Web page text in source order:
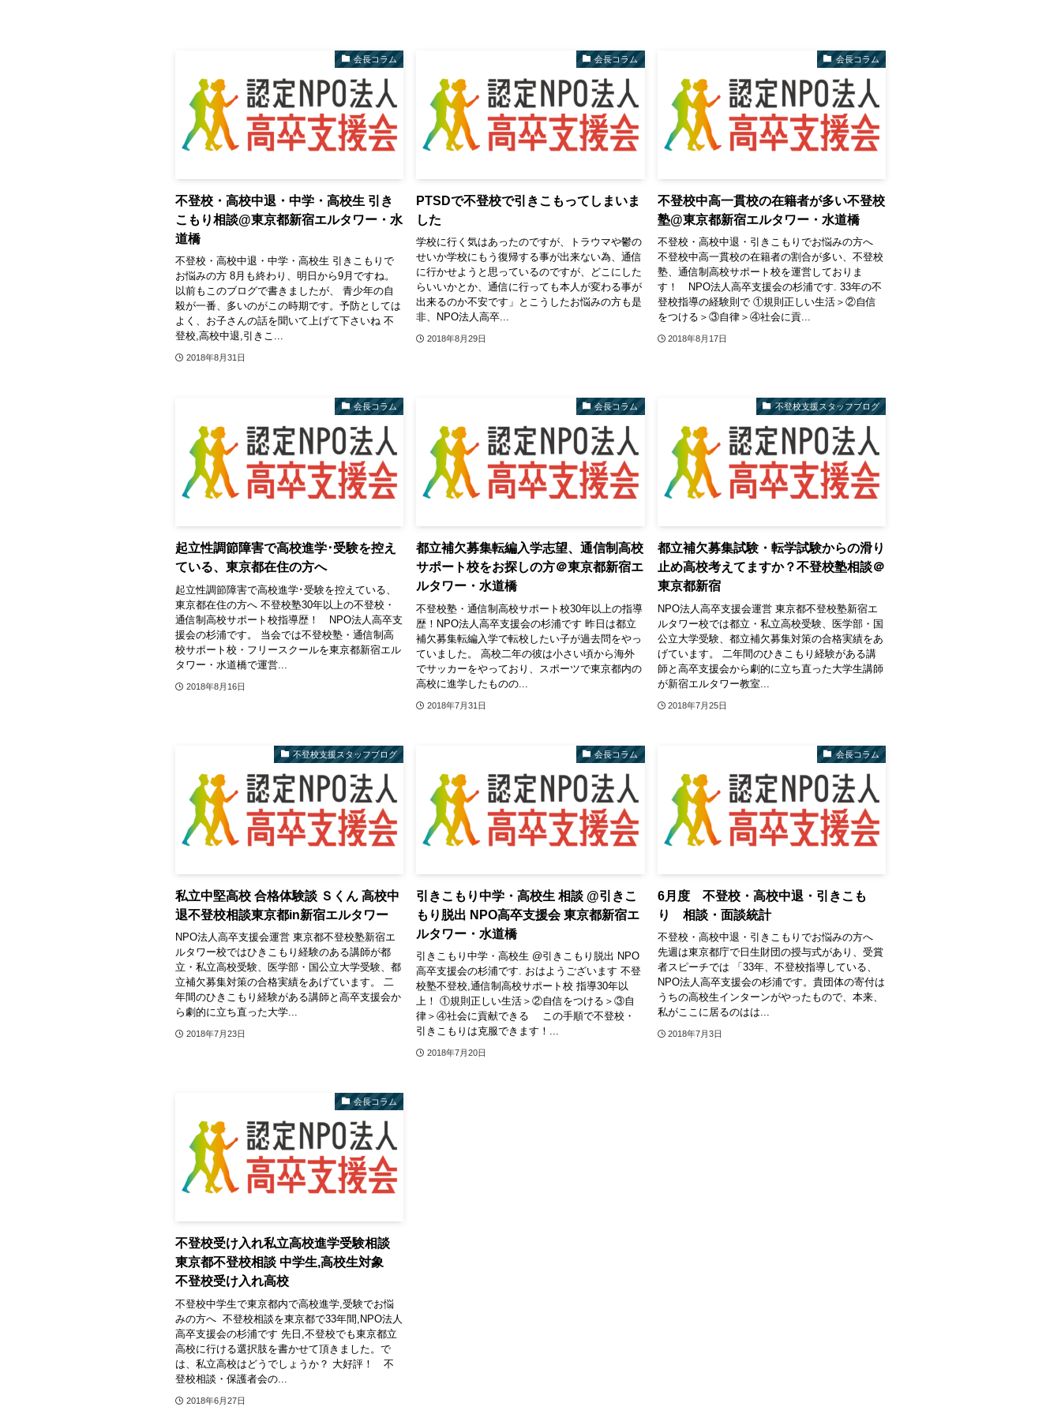
会長コラム
不登校・高校中退・中学・高校生 引き
こもり相談@東京都新宿エルタワー・水
道橋
不登校・高校中退・中学・高校生 引きこもりで
お悩みの方 8月も終わり、明日から9月ですね。
以前もこのブログで書きましたが、 青少年の自
殺が一番、多いのがこの時期です。予防としては
よく、お子さんの話を聞いて上げて下さいね 不
登校,高校中退,引きこ...
2018年8月31日
会長コラム
PTSDで不登校で引きこもってしまいま
した
学校に行く気はあったのですが、トラウマや鬱の
せいか学校にもう復帰する事が出来ない為、通信
に行かせようと思っているのですが、どこにした
らいいかとか、通信に行っても本人が変わる事が
出来るのか不安です」とこうしたお悩みの方も是
非、NPO法人高卒...
2018年8月29日
会長コラム
不登校中高一貫校の在籍者が多い不登校
塾@東京都新宿エルタワー・水道橋
不登校・高校中退・引きこもりでお悩みの方へ
不登校中高一貫校の在籍者の割合が多い、不登校
塾、通信制高校サポート校を運営しておりま
す！ NPO法人高卒支援会の杉浦です. 33年の不
登校指導の経験則で ①規則正しい生活＞②自信
をつける＞③自律＞④社会に貢...
2018年8月17日
会長コラム
起立性調節障害で高校進学･受験を控え
ている、東京都在住の方へ
起立性調節障害で高校進学･受験を控えている、
東京都在住の方へ 不登校塾30年以上の不登校・
通信制高校サポート校指導歴！ NPO法人高卒支
援会の杉浦です。 当会では不登校塾・通信制高
校サポート校・フリースクールを東京都新宿エル
タワー・水道橋で運営...
2018年8月16日
会長コラム
都立補欠募集転編入学志望、通信制高校
サポート校をお探しの方＠東京都新宿エ
ルタワー・水道橋
不登校塾・通信制高校サポート校30年以上の指導
歴！NPO法人高卒支援会の杉浦です 昨日は都立
補欠募集転編入学で転校したい子が過去問をやっ
ていました。 高校二年の彼は小さい頃から海外
でサッカーをやっており、スポーツで東京都内の
高校に進学したものの...
2018年7月31日
不登校支援スタッフブログ
都立補欠募集試験・転学試験からの滑り
止め高校考えてますか？不登校塾相談＠
東京都新宿
NPO法人高卒支援会運営 東京都不登校塾新宿エ
ルタワー校では都立・私立高校受験、医学部・国
公立大学受験、都立補欠募集対策の合格実績をあ
げています。 二年間のひきこもり経験がある講
師と高卒支援会から劇的に立ち直った大学生講師
が新宿エルタワー教室...
2018年7月25日
不登校支援スタッフブログ
私立中堅高校 合格体験談 Ｓくん 高校中
退不登校相談東京都in新宿エルタワー
NPO法人高卒支援会運営 東京都不登校塾新宿エ
ルタワー校ではひきこもり経験のある講師が都
立・私立高校受験、医学部・国公立大学受験、都
立補欠募集対策の合格実績をあげています。 二
年間のひきこもり経験がある講師と高卒支援会か
ら劇的に立ち直った大学...
2018年7月23日
会長コラム
引きこもり中学・高校生 相談 @引きこ
もり脱出 NPO高卒支援会 東京都新宿エ
ルタワー・水道橋
引きこもり中学・高校生 @引きこもり脱出 NPO
高卒支援会の杉浦です. おはようございます 不登
校塾不登校,通信制高校サポート校 指導30年以
上！ ①規則正しい生活＞②自信をつける＞③自
律＞④社会に貢献できる この手順で不登校・
引きこもりは克服できます！...
2018年7月20日
会長コラム
6月度 不登校・高校中退・引きこも
り 相談・面談統計
不登校・高校中退・引きこもりでお悩みの方へ
先週は東京都庁で日生財団の授与式があり、受賞
者スピーチでは 「33年、不登校指導している、
NPO法人高卒支援会の杉浦です。貴団体の寄付は
うちの高校生インターンがやったもので、本来、
私がここに居るのはは...
2018年7月3日
会長コラム
不登校受け入れ私立高校進学受験相談
東京都不登校相談 中学生,高校生対象
不登校受け入れ高校
不登校中学生で東京都内で高校進学,受験でお悩
みの方へ 不登校相談を東京都で33年間,NPO法人
高卒支援会の杉浦です 先日,不登校でも東京都立
高校に行ける選択肢を書かせて頂きました。で
は、私立高校はどうでしょうか？ 大好評！ 不
登校相談・保護者会の...
2018年6月27日